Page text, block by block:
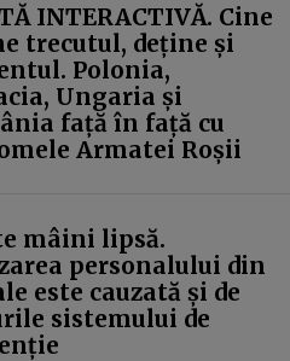
INTERACTIVĂ. Cine
trecutul, deține și
Polonia,
Ungaria și
față în față cu
Armatei Roșii
mâini lipsă.
personalului din
este cauzată și de
sistemului de